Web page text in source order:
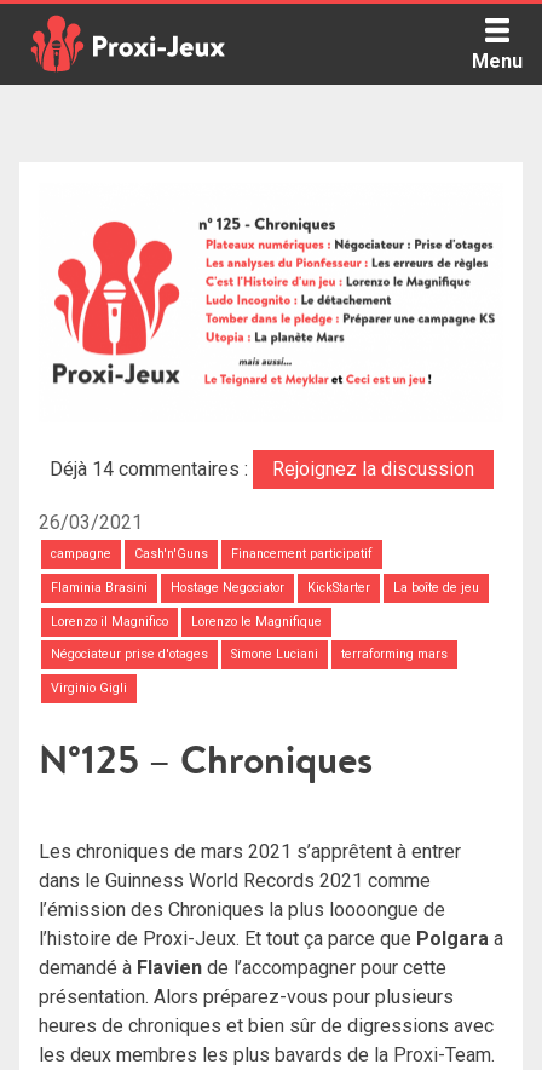
content
Menu
Déjà 14 commentaires : Rejoignez la discussion
26/03/2021
campagne Cash'n'Guns Financement participatif
Flaminia Brasini Hostage Negociator KickStarter La boîte de jeu
Lorenzo il Magnifico Lorenzo le Magnifique
Négociateur prise d'otages Simone Luciani terraforming mars
Virginio Gigli
N°125 – Chroniques
Les chroniques de mars 2021 s’apprêtent à entrer
dans le Guinness World Records 2021 comme
l’émission des Chroniques la plus loooongue de
l’histoire de Proxi-Jeux. Et tout ça parce que Polgara a
demandé à Flavien de l’accompagner pour cette
présentation. Alors préparez-vous pour plusieurs
heures de chroniques et bien sûr de digressions avec
les deux membres les plus bavards de la Proxi-Team.